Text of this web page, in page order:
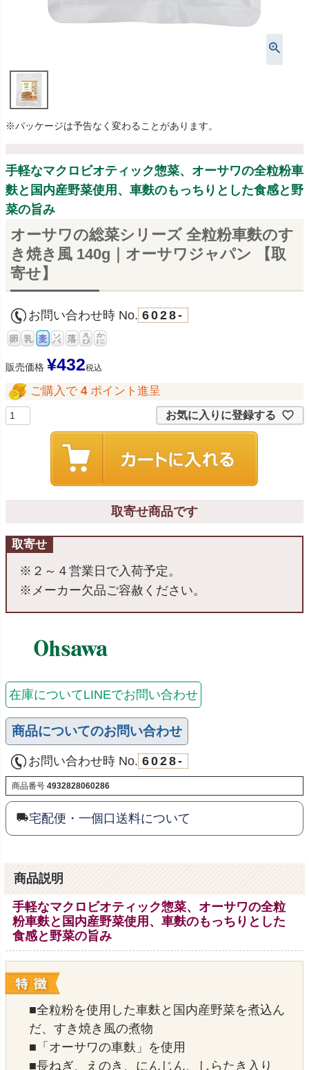
※パッケージは予告なく変わることがあります。
手軽なマクロビオティック惣菜、オーサワの全粒粉車
麩と国内産野菜使用、車麩のもっちりとした食感と野
菜の旨み
オーサワの総菜シリーズ 全粒粉車麩のす
き焼き風 140g｜オーサワジャパン 【取
寄せ】
お問い合わせ時 No. 6028-
販売価格 ¥432税込
ご購入で 4 ポイント進呈
お気に入りに登録する
取寄せ商品です
取寄せ
※２～４営業日で入荷予定。
※メーカー欠品ご容赦ください。
在庫についてLINEでお問い合わせ
商品についてのお問い合わせ
お問い合わせ時 No. 6028-
商品番号 4932828060286
宅配便・一個口送料について
商品説明
手軽なマクロビオティック惣菜、オーサワの全粒
粉車麩と国内産野菜使用、車麩のもっちりとした
食感と野菜の旨み
■全粒粉を使用した車麩と国内産野菜を煮込ん
だ、すき焼き風の煮物
■「オーサワの車麩」を使用
■長ねぎ、えのき、にんじん、しらたき入り